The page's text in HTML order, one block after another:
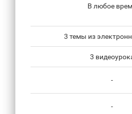
В любое
3 темы из
3
-
-